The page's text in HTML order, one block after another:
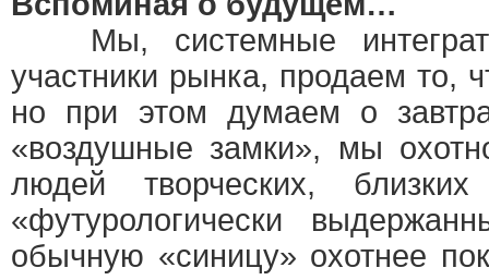
Мы, системные
участники рынка, продаем то,
но при этом думаем о
«воздушные замки», мы
людей творческих,
«футурологически
обычную «синицу» охотнее